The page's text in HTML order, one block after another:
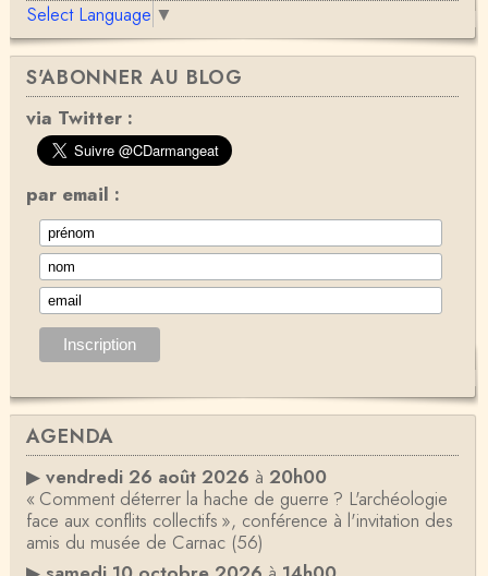
Select Language ▼
S'ABONNER AU BLOG
via Twitter :
par email :
AGENDA
▶ vendredi 26 août 2026 à 20h00
« Comment déterrer la hache de guerre ? L'archéologie
face aux conflits collectifs », conférence à l'invitation des
amis du musée de Carnac (56)